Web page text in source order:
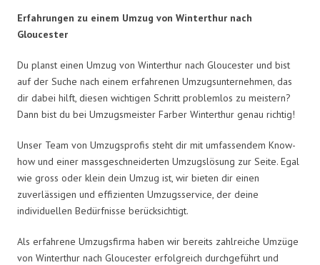
Erfahrungen zu einem Umzug von Winterthur nach
Gloucester
Du planst einen Umzug von Winterthur nach Gloucester und bist
auf der Suche nach einem erfahrenen Umzugsunternehmen, das
dir dabei hilft, diesen wichtigen Schritt problemlos zu meistern?
Dann bist du bei Umzugsmeister Farber Winterthur genau richtig!
Unser Team von Umzugsprofis steht dir mit umfassendem Know-
how und einer massgeschneiderten Umzugslösung zur Seite. Egal
wie gross oder klein dein Umzug ist, wir bieten dir einen
zuverlässigen und effizienten Umzugsservice, der deine
individuellen Bedürfnisse berücksichtigt.
Als erfahrene Umzugsfirma haben wir bereits zahlreiche Umzüge
von Winterthur nach Gloucester erfolgreich durchgeführt und